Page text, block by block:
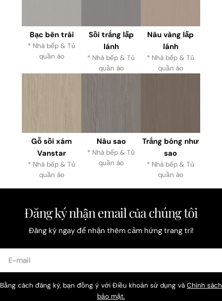
Bạc bên trái
* Nhà bếp & Tủ
quần áo
Sồi trắng lấp
lánh
* Nhà bếp & Tủ
quần áo
Nâu vàng lấp
lánh
* Nhà bếp & Tủ
quần áo
Gỗ sồi xám
Vanstar
* Nhà bếp & Tủ
quần áo
Nâu sao
* Nhà bếp & Tủ
quần áo
Trắng bóng như
sao
* Nhà bếp & Tủ
quần áo
Đăng ký nhận email của chúng tôi
Đăng ký ngay để nhận thêm cảm hứng trang trí!
mail
Bằng cách đăng ký, bạn đồng ý với Điều khoản sử dụng và Chính sách
bảo mật.